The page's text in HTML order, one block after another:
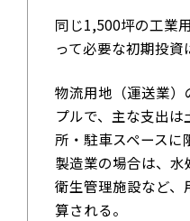
同じ1,500坪の工業
って必要な初期投資
物流用地（運送業
プルで、主な支出
所・駐車スペースに
製造業の場合は、水
衛生管理施設など
算される。